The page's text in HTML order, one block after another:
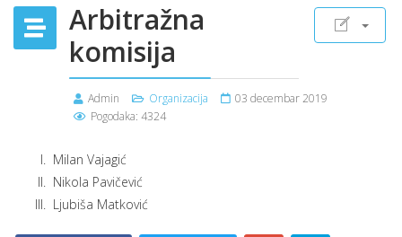
Arbitražna
komisija
Admin Organizacija
03 decembar 2019
Pogodaka: 4324
Milan Vajagić
Nikola Pavičević
Ljubiša Matković